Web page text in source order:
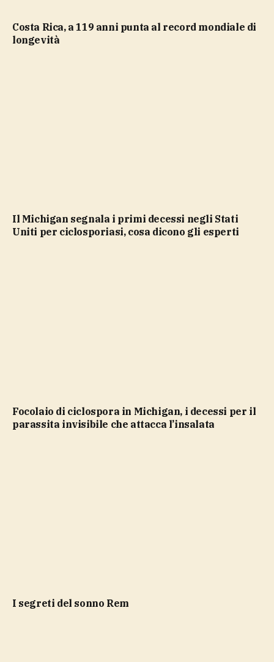
Costa Rica, a 119 anni punta al record mondiale di
longevità
Il Michigan segnala i primi decessi negli Stati
Uniti per ciclosporiasi, cosa dicono gli esperti
Focolaio di ciclospora in Michigan, i decessi per il
parassita invisibile che attacca l’insalata
i segreti del sonno Rem